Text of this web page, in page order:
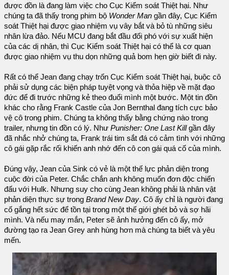
được đồn là đang làm việc cho Cục Kiểm soát Thiệt hại. Như
chúng ta đã thấy trong phim bộ Wonder Man gần đây, Cục Kiểm
soát Thiệt hại được giao nhiệm vụ vây bắt và bỏ tù những siêu
nhân lừa đảo. Nếu MCU đang bắt đầu đối phó với sự xuất hiện
của các dị nhân, thì Cục Kiểm soát Thiệt hại có thể là cơ quan
được giao nhiệm vụ thu dọn những quả bom hẹn giờ biết đi này.
Rất có thể Jean đang chạy trốn Cục Kiểm soát Thiệt hại, buộc cô
phải sử dụng các biện pháp tuyệt vọng và thỏa hiệp về mặt đạo
đức để đi trước những kẻ theo đuổi mình một bước. Một tin đồn
khác cho rằng Frank Castle của Jon Bernthal đang tích cực bảo
vệ cô trong phim. Chúng ta không thấy bằng chứng nào trong
trailer, nhưng tin đồn có lý. Như Punisher: One Last Killgần đây
đã nhắc nhở chúng ta, Frank trái tim sắt đá có cảm tình với những
cô gái gặp rắc rối khiến anh nhớ đến cô con gái quá cố của mình.
Đúng vậy, Jean của Sink có vẻ là một thế lực phản diện trong
cuộc đời của Peter. Chắc chắn anh không muốn đơn độc chiến
đấu với Hulk. Nhưng suy cho cùng Jean không phải là nhân vật
phản diện thực sự trong Brand New Day. Cô ấy chỉ là người đang
cố gắng hết sức để tồn tại trong một thế giới ghét bỏ và sợ hãi
mình. Và nếu may mắn, Peter sẽ ảnh hưởng đến cô ấy, mở
đường tạo ra Jean Grey anh hùng hơn mà chúng ta biết và yêu
mến.